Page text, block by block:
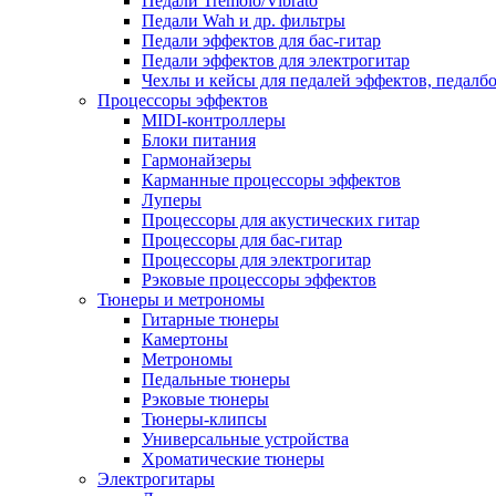
Педали Wah и др. фильтры
Педали эффектов для бас-гитар
Педали эффектов для электрогитар
Чехлы и кейсы для педалей эффектов,
Процессоры эффектов
MIDI-контроллеры
Блоки питания
Гармонайзеры
Карманные процессоры эффектов
Луперы
Процессоры для акустических гитар
Процессоры для бас-гитар
Процессоры для электрогитар
Рэковые процессоры эффектов
Тюнеры и метрономы
Гитарные тюнеры
Камертоны
Метрономы
Педальные тюнеры
Рэковые тюнеры
Тюнеры-клипсы
Универсальные устройства
Хроматические тюнеры
Электрогитары